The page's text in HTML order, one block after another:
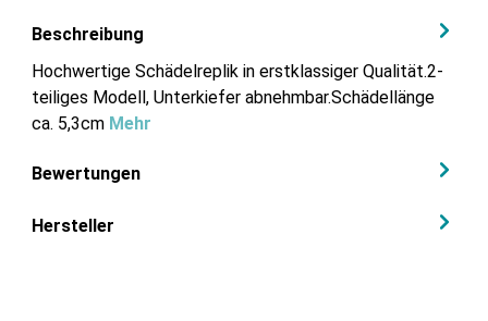
Beschreibung
Hochwertige Schädelreplik in erstklassiger Qualität.2-
teiliges Modell, Unterkiefer abnehmbar.Schädellänge
ca. 5,3cm Mehr
Bewertungen
Hersteller